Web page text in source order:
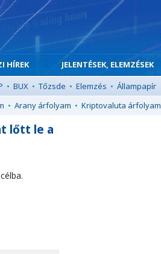
HÍREK JELENTÉSEK, ELEMZÉSEK
• BUX • Tőzsde • Elemzés • Állampapír
• Arany árfolyam • Kriptovaluta árfolyam
lőtt le a